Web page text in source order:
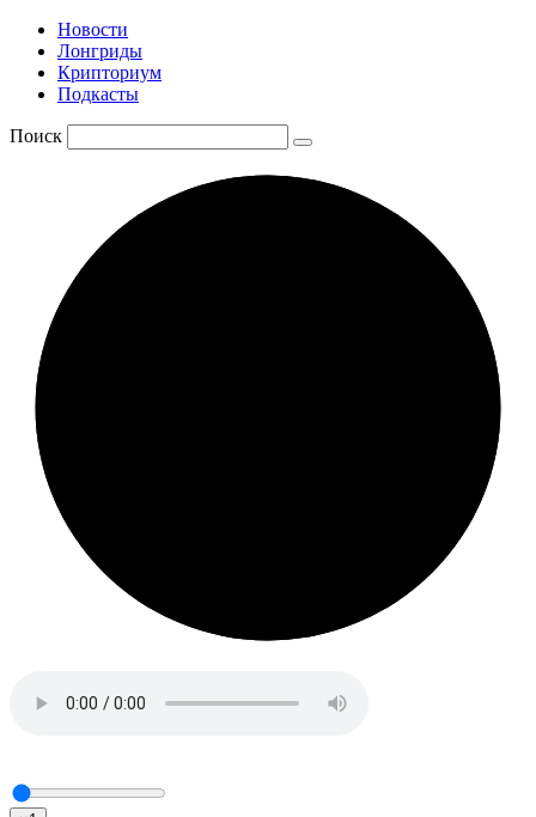
Новости
Лонгриды
Крипториум
Подкасты
Поиск